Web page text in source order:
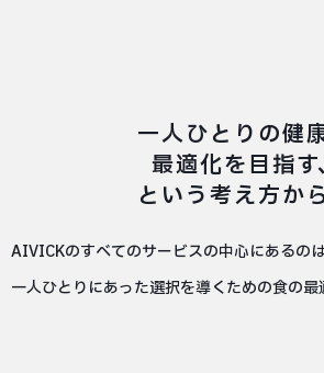
一人ひとりの健
最適化を目指す、
という考え方から
AIVICKのすべてのサービスの中心にあるのは
一人ひとりにあった選択を導くための食の最